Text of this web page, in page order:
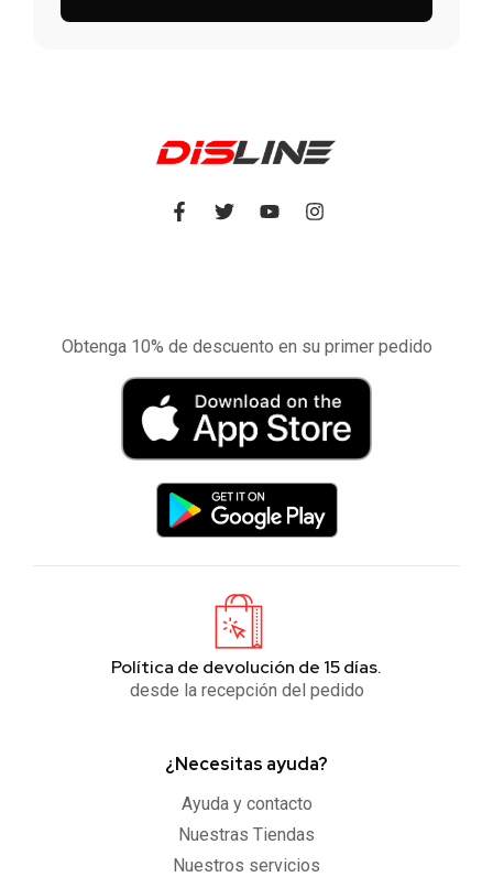
Obtenga 10% de descuento en su primer pedido
Política de devolución de 15 días.
desde la recepción del pedido
¿Necesitas ayuda?
Ayuda y contacto
Nuestras Tiendas
Nuestros servicios